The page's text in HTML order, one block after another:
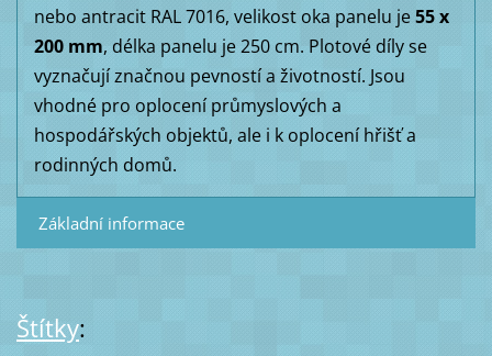
nebo antracit RAL 7016, velikost oka panelu je55 x
200 mm, délka panelu je 250 cm. Plotové díly se
vyznačují značnou pevností a životností. Jsou
vhodné pro oplocení průmyslových a
hospodářských objektů, ale i k oplocení hřišť a
rodinných domů.
Základní informace
Štítky: